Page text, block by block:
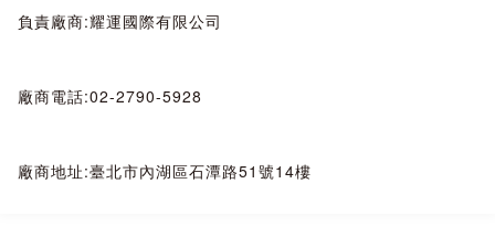
負責廠商:耀運國際有限公司
廠商電話:02-2790-5928
廠商地址:臺北市內湖區石潭路51號14樓